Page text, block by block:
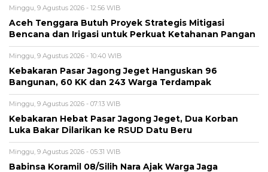
Minggu, 9 Agustus 2026 - 12:56 WIB
Aceh Tenggara Butuh Proyek Strategis Mitigasi
Bencana dan Irigasi untuk Perkuat Ketahanan Pangan
Minggu, 9 Agustus 2026 - 10:40 WIB
‎Kebakaran Pasar Jagong Jeget Hanguskan 96
Bangunan, 60 KK dan 243 Warga Terdampak
Minggu, 9 Agustus 2026 - 07:13 WIB
‎Kebakaran Hebat Pasar Jagong Jeget, Dua Korban
Luka Bakar Dilarikan ke RSUD Datu Beru
Minggu, 9 Agustus 2026 - 05:31 WIB
‎Babinsa Koramil 08/Silih Nara Ajak Warga Jaga